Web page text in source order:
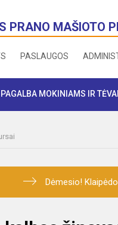
PRANO MAŠIOTO
PASLAUGOS
PAGALBA MOKINIAMS IR
Dėmesio!